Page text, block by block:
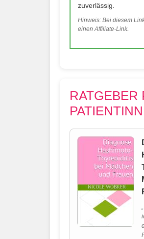
zuverlässig.
Hinweis: Bei diesem
einen Affiliate-Link.
RATGEBER